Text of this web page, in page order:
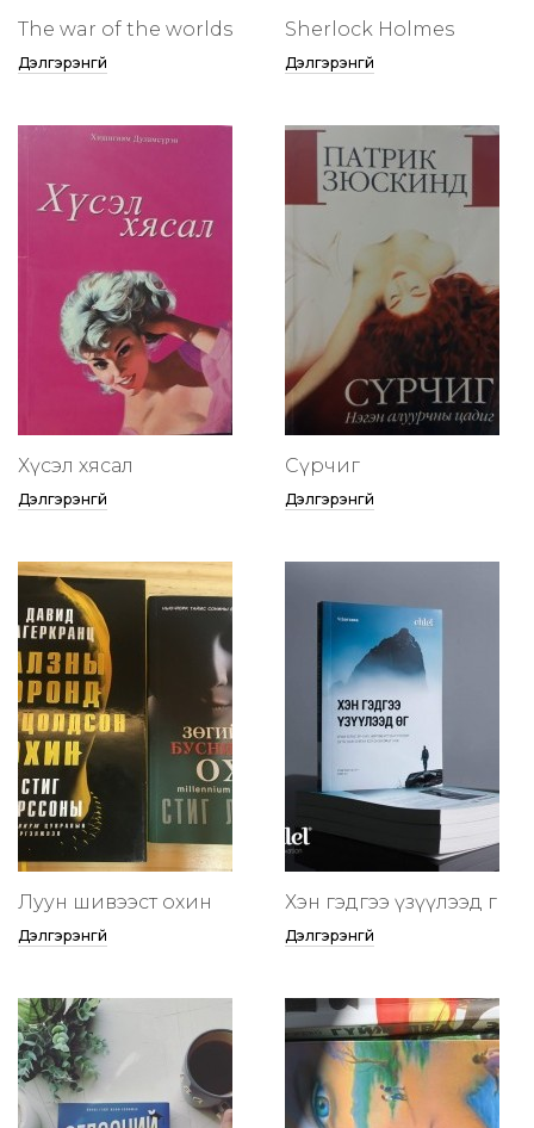
The war of the worlds
Дэлгэрэнгүй
Sherlock Holmes
Дэлгэрэнгүй
Хүсэл хясал
Дэлгэрэнгүй
Сүрчиг
Дэлгэрэнгүй
Луун шивээст охин
Дэлгэрэнгүй
Хэн гэдгээ үзүүлээд өг
Дэлгэрэнгүй